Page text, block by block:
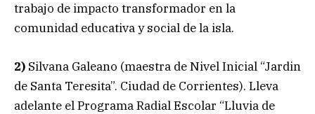
trabajo de impacto transformador en la
comunidad educativa y social de la isla.
2) Silvana Galeano (maestra de Nivel Inicial “Jardin
de Santa Teresita”. Ciudad de Corrientes). Lleva
adelante el Programa Radial Escolar “Lluvia de